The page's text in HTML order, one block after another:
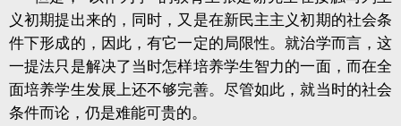
义初期提出来的，同时，又是在新民主主义初期的社会条
件下形成的，因此，有它一定的局限性。就治学而言，这
一提法只是解决了当时怎样培养学生智力的一面，而在全
面培养学生发展上还不够完善。尽管如此，就当时的社会
条件而论，仍是难能可贵的。